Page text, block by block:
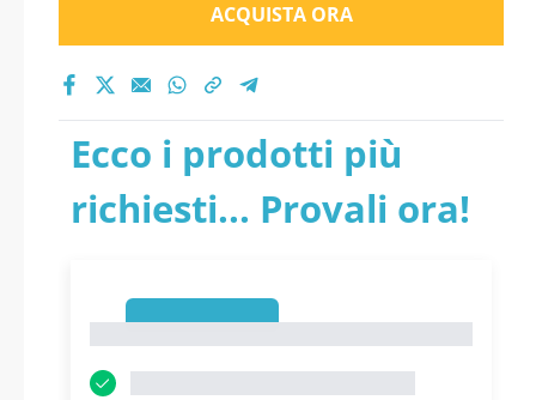
ACQUISTA ORA
Ecco i prodotti più
richiesti... Provali ora!